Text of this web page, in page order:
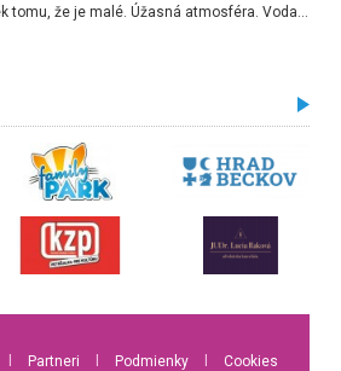
Úžasné prostredie, napriek tomu, že je malé. Úžasná atmosféra. Voda fantastická a nádherná. Ľudí je pomerne veľa, ale su mili a ohľaduplní. Je veľmi zaujímavé sledovať, ako dokážu spolu športovať cudzí ľudia a bez ohľadu na vek. Vládne tu pohoda. Vnuka neviem dostať z vody. Ďakujem za krásny deň . Urcite sa sem vrátim. Jediný problém je s parkovaním, ale aj ten sa mi podarilo vyriešiť. Monika Bratislava
Partneri Podmienky Cookies